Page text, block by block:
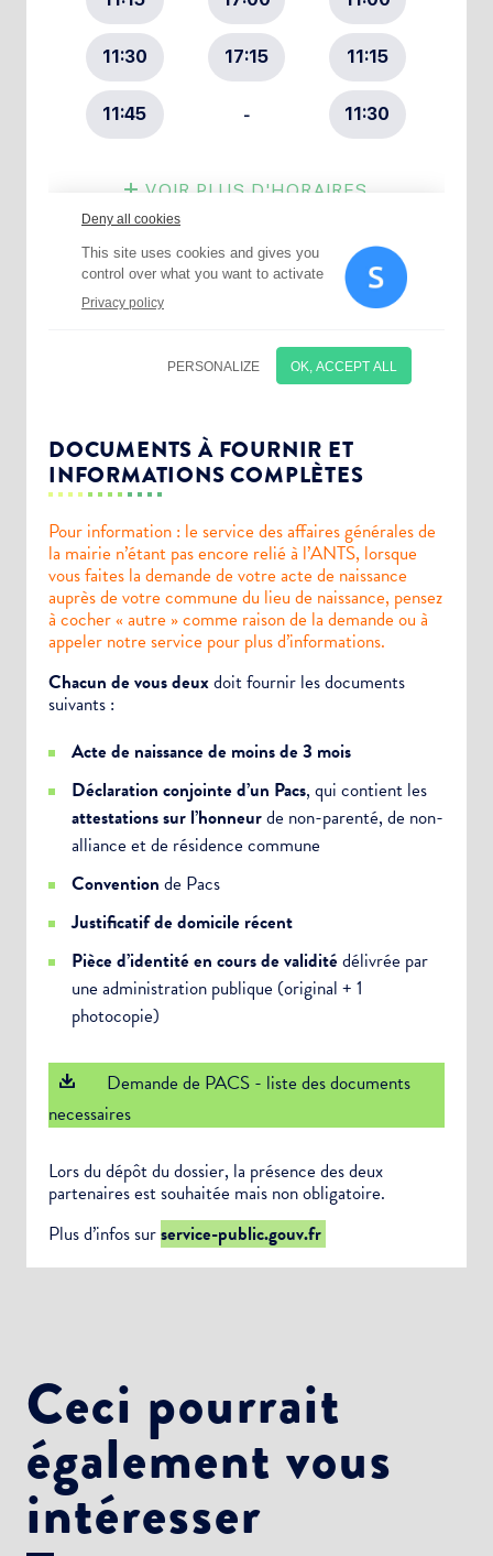
DOCUMENTS À FOURNIR ET
INFORMATIONS COMPLÈTES
Pour information : le service des affaires générales de
la mairie n’étant pas encore relié à l’ANTS, lorsque
vous faites la demande de votre acte de naissance
auprès de votre commune du lieu de naissance, pensez
à cocher « autre » comme raison de la demande ou à
appeler notre service pour plus d’informations.
Chacun de vous deuxdoit fournir les documents
suivants :
Acte de naissance de moins de 3 mois
Déclaration conjointe d’un Pacs, qui contient les
attestations sur l’honneurde non-parenté, de non-
alliance et de résidence commune
Convention de Pacs
Justificatif de domicile récent
Pièce d’identité en cours de validitédélivrée par
une administration publique (original + 1
photocopie)
Demande de PACS - liste des documents
necessaires
Lors du dépôt du dossier, la présence des deux
partenaires est souhaitée mais non obligatoire.
Plus d’infos surservice-public.gouv.fr
Ceci pourrait
également vous
intéresser
Choisissez votre abonnement :
Newsletter Culture
Newsletter Sport et Vie associative